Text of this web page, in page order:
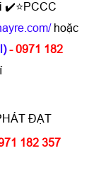
✔️⭐PCCC
hoặc
- 0971 182
ĐẠT
182 357